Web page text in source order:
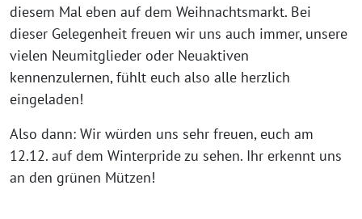
diesem Mal eben auf dem Weihnachtsmarkt. Bei
dieser Gelegenheit freuen wir uns auch immer, unsere
vielen Neumitglieder oder Neuaktiven
kennenzulernen, fühlt euch also alle herzlich
eingeladen!
Also dann: Wir würden uns sehr freuen, euch am
12.12. auf dem Winterpride zu sehen. Ihr erkennt uns
an den grünen Mützen!